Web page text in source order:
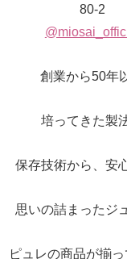
80-2
創業から50年
培ってきた製
保存技術から、安
思いの詰まったジ
ピュレの商品が揃